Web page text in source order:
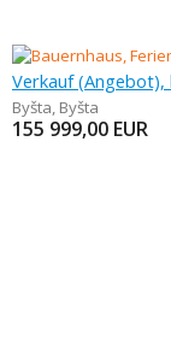
Verkauf (Angebot),
Byšta, Byšta
155 999,00 EUR